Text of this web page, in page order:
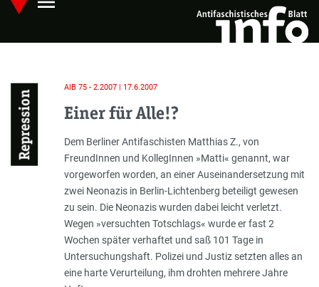
Skip
main
Hauptmenü öffnen
Repression
AIB 75 - 2.2007 | 17.6.2007
Einer für Alle!?
Einleitung
Dem Berliner Antifaschisten Matthias Z., von
FreundInnen und KollegInnen »Matti« genannt, war
vorgeworfen worden, an einer Auseinandersetzung mit
zwei Neonazis in Berlin-Lichtenberg beteiligt gewesen
zu sein. Die Neonazis wurden dabei leicht verletzt.
Wegen »versuchten Totschlags« wurde er fast 2
Wochen später verhaftet und saß 101 Tage in
Untersuchungshaft. Polizei und Justiz setzten alles an
eine harte Verurteilung, ihm drohten mehrere Jahre